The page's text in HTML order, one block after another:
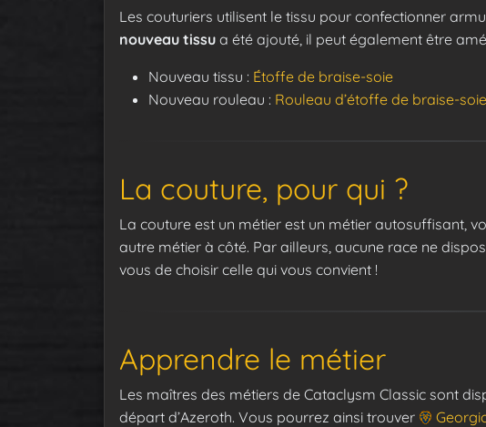
Les couturiers utilisent le tissu pour confectionner
nouveau tissu a été ajouté, il peut également être
Nouveau tissu : Étoffe de braise-soie
Nouveau rouleau : Rouleau d’étoffe de braise-soie
La couture, pour qui ?
La couture est un métier est un métier autosuffisant,
autre métier à côté. Par ailleurs, aucune race ne
vous de choisir celle qui vous convient !
Apprendre le métier
Les maîtres des métiers de Cataclysm Classic sont
départ d’Azeroth. Vous pourrez ainsi trouver